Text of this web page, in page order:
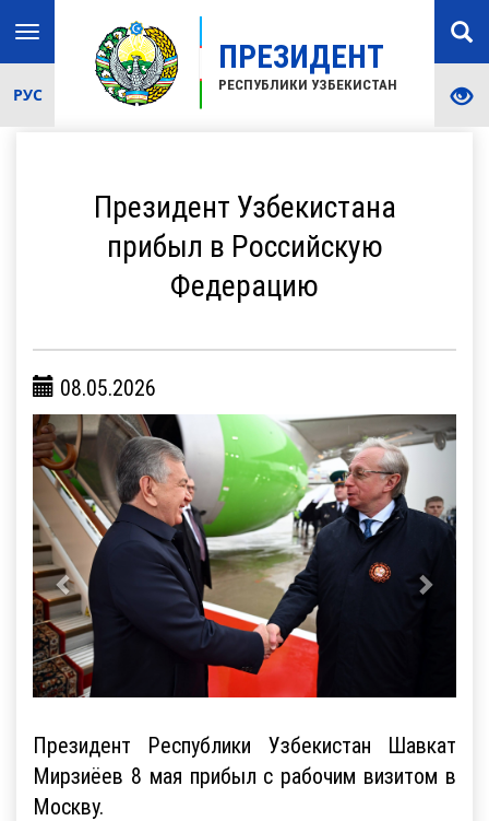
ПРЕЗИДЕНТ
РЕСПУБЛИКИ УЗБЕКИСТАН
Toggle
navigation
РУС
Президент Узбекистана
прибыл в Российскую
Федерацию
08.05.2026
Президент Республики Узбекистан Шавкат
Мирзиёев 8 мая прибыл с рабочим визитом в
Москву.